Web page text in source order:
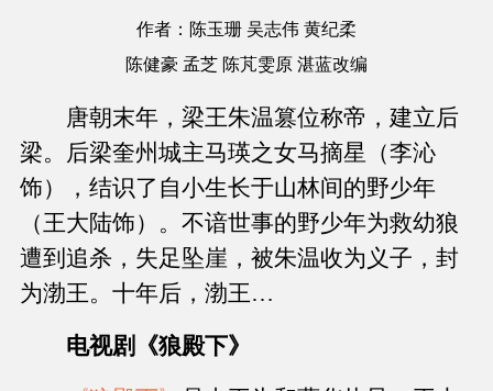
作者：陈玉珊 吴志伟 黄纪柔
陈健豪 孟芝 陈芃雯原 湛蓝改编
唐朝末年，梁王朱温篡位称帝，建立后
梁。后梁奎州城主马瑛之女马摘星（李沁
饰），结识了自小生长于山林间的野少年
（王大陆饰）。不谙世事的野少年为救幼狼
遭到追杀，失足坠崖，被朱温收为义子，封
为渤王。十年后，渤王…
电视剧《狼殿下》